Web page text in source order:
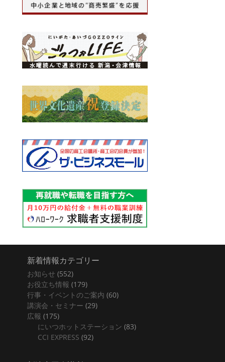
新着情報カテゴリー
お知らせ (552)
お役立ち情報 (179)
行事・イベントのご案内 (60)
講演会・セミナー (29)
広報 (175)
にいつホットステーション (83)
CCI EXPRESS (92)